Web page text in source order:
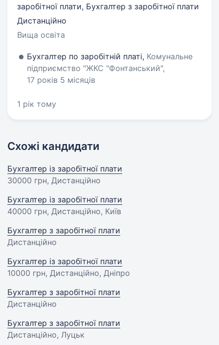
заробітної плати, Бухгалтер з заробітної плати
Дистанційно
Вища освіта
Бухгалтер по заробітній платі, Комунальне
підприємство "ЖКС "Фонтанський",
17 років 5 місяців
1 рік тому
Схожі кандидати
Бухгалтер із заробітної плати
30000 грн, Дистанційно
Бухгалтер із заробітної плати
40000 грн, Дистанційно, Київ
Бухгалтер з заробітної плати
Дистанційно
Бухгалтер із заробітної плати
10000 грн, Дистанційно, Дніпро
Бухгалтер з заробітної плати
Дистанційно
Бухгалтер з заробітної плати
Дистанційно, Луцьк